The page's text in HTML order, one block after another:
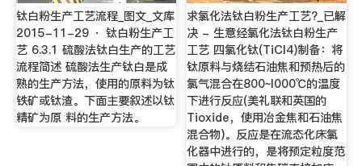
钛白粉生产工艺流程_图文_文库
2015-11-29 · 钛白粉生产工
艺 6.3.1 硫酸法钛白生产的工艺
流程简述 硫酸法生产钛白是成
熟的生产方法，使用的原料为钛
铁矿或钛渣。下面主要叙述以钛
精矿为原 料的生产方法。
求氯化法钛白粉生产工艺?_已解
决 - 生意经氯化法钛白粉生产
工艺 四氯化钛(TiCl4)制备：将
钛原料与烧结石油焦和预热后的
氯气混合在800~l000℃的温度
下进行反应(美礼联和英国的
Tioxide，使用冶金焦和石油焦
混合物)。反应是在流态化床氯
化器中进行的，是将预定粒度范